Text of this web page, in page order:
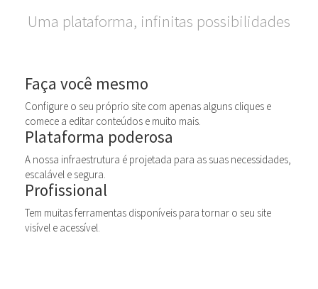
Uma plataforma, infinitas possibilidades
Faça você mesmo
Configure o seu próprio site com apenas alguns cliques e
comece a editar conteúdos e muito mais.
Plataforma poderosa
A nossa infraestrutura é projetada para as suas necessidades,
escalável e segura.
Profissional
Tem muitas ferramentas disponíveis para tornar o seu site
visível e acessível.